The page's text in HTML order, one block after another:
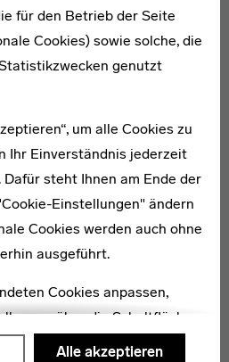
für den Betrieb der Seite
Cookies) sowie solche, die
genutzt
um alle Cookies zu
Ihr Einverständnis jederzeit
steht Ihnen am Ende der
Einstellungen" ändern
Cookies werden auch ohne
ausgeführt.
Cookies anpassen,
über die Schaltfläche
Alle akzeptieren